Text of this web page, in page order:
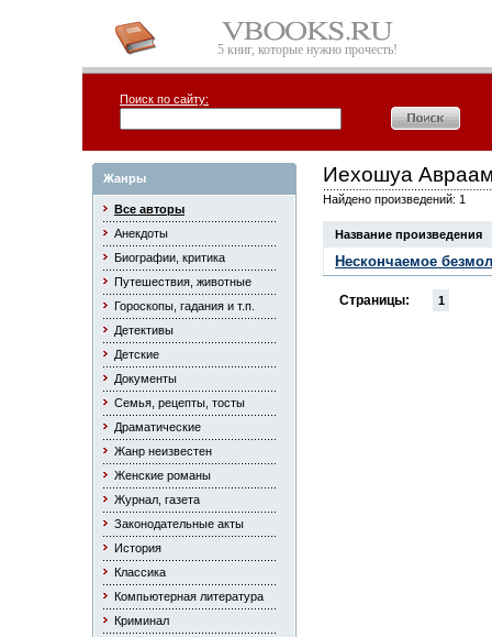
5 книг, которые нужно прочесть!
Поиск по сайту:
Жанры
Все авторы
Анекдоты
Биографии, критика
Путешествия, животные
Гороскопы, гадания и т.п.
Детективы
Детские
Документы
Семья, рецепты, тосты
Драматические
Жанр неизвестен
Женские романы
Журнал, газета
Законодательные акты
История
Классика
Компьютерная литература
Криминал
Иехошуа
Найдено произведений: 1
Название произведения
Нескончаемое
Страницы: 1